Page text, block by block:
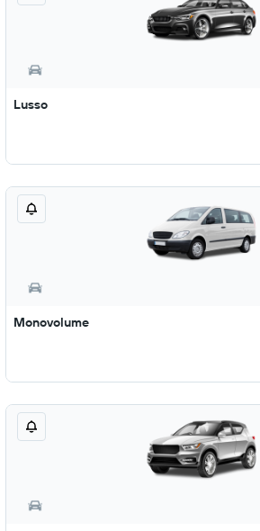
Lusso
Monovolume